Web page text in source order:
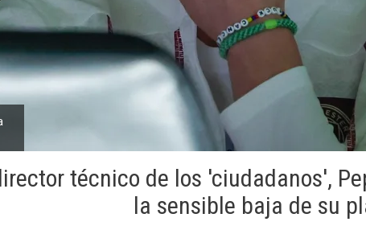
técnico de los 'ciudadanos',
la sensible baja de su